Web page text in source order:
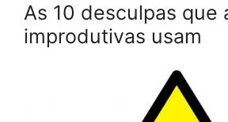
As 10 desculpas que
improdutivas usam